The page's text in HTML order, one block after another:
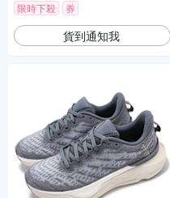
限時下殺
券
貨到通知我